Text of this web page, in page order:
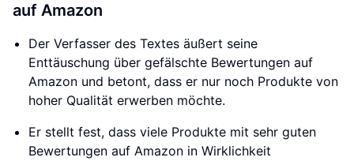
auf Amazon
Der Verfasser des Textes äußert seine
Enttäuschung über gefälschte Bewertungen auf
Amazon und betont, dass er nur noch Produkte von
hoher Qualität erwerben möchte.
Er stellt fest, dass viele Produkte mit sehr guten
Bewertungen auf Amazon in Wirklichkeit